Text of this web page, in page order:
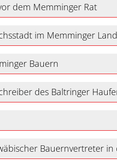
dem Memminger Rat
im Memminger Land
Bauern
des Baltringer
Bauernvertreter